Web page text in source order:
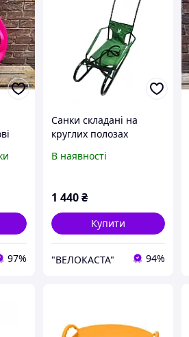
97%
Санки складані на
круглих полозах
В наявності
1 440₴
Купити
"ВЕЛОКАСТА" 94%